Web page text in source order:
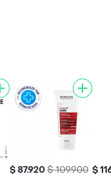
$ 87.920 $ 109.900 $